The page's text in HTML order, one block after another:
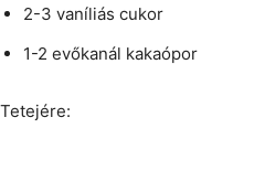
2-3 vaníliás cukor
1-2 evőkanál kakaópor
Tetejére: